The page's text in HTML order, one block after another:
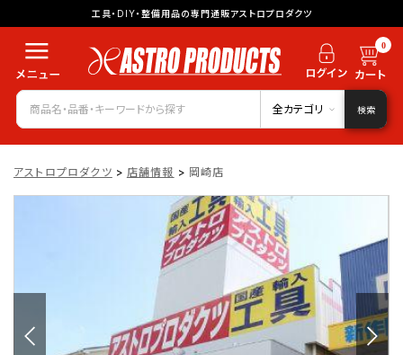
工具・DIY・整備用品の専門通販アストロプロダクツ
0
全カテゴリ 検索
アストロプロダクツ > 店舗情報 > 岡崎店